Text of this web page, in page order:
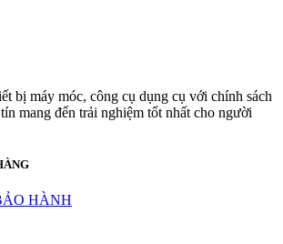
bị máy móc, công cụ dụng cụ với chính sách
mang đến trải nghiệm tốt nhất cho người
HÀNH